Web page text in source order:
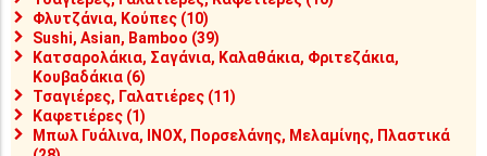
Φλυτζάνια, Κούπες (10)
Sushi, Asian, Bamboo (39)
Κατσαρολάκια, Σαγάνια, Καλαθάκια, Φριτεζάκια,
Κουβαδάκια (6)
Τσαγιέρες, Γαλατιέρες (11)
Καφετιέρες (1)
Μπωλ Γυάλινα, INOX, Πορσελάνης, Μελαμίνης, Πλαστικά